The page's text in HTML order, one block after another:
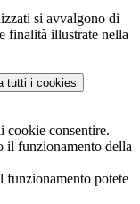
si avvalgono di
finalità illustrate nella
tutti i cookies
cookie consentire.
il funzionamento della
funzionamento potete